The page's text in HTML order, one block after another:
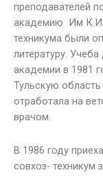
преподавателей
академию Им К.И.
техникума были
литературу.
академии в 1981
Тульскую
отработала на
врачом.
В 1986 году
совхоз- техникум